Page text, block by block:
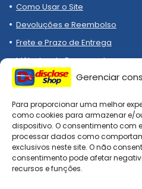
Gerenciar
Para proporcionar uma melhor
como cookies para armazenar e/
dispositivo. O consentimento com
processar dados como
exclusivos neste site. O não
consentimento pode afetar
recursos e funções.
Como Usar o Site
Devoluções e Reembolso
Frete e Prazo de Entrega
Métodos de Pagamento
Compre melhor, compra
segura!